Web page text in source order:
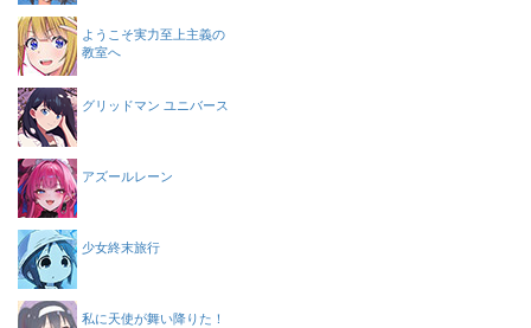
ようこそ実力至上主義の
教室へ
グリッドマン ユニバース
アズールレーン
少女終末旅行
私に天使が舞い降りた！